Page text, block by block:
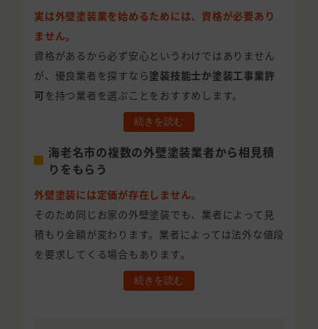
実は外壁塗装業を始めるためには、資格が必要あり
ません。
資格があるから必ず安心というわけではありません
が、優良業者を探すなら塗装技能士か塗装工事業許
可 を持つ業者を選ぶことをおすすめします。
続きを読む
海老名市の複数の外壁塗装業者から相見積
りをもらう
外壁塗装には定価が存在しません。
そのため同じお家の外壁塗装でも、業者によって見
積もり金額が変わります。業者によっては法外な値段
を要求してくる場合もあります。
続きを読む